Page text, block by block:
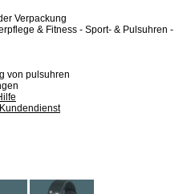
Verpackung
& Fitness - Sport- & Pulsuhren -
von pulsuhren